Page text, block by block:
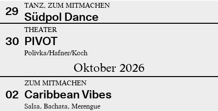
29 TANZ, ZUM MITMACHEN
Südpol Dance
30
THEATER
PIVOT
Polivka/Hafner/Koch
Oktober 2026
02
ZUM MITMACHEN
Caribbean Vibes
Salsa, Bachata, Merengue